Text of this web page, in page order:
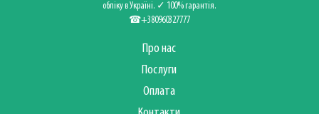
обліку в Україні. ✓ 100% гарантія.
☎+380960327777
Про нас
Послуги
Оплата